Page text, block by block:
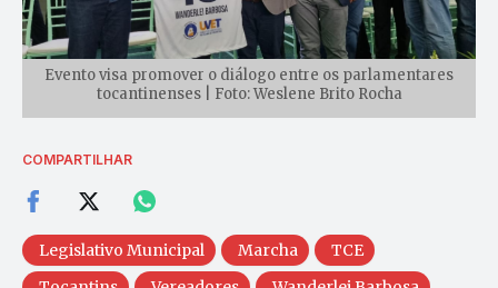
Evento visa promover o diálogo entre os parlamentares
tocantinenses | Foto: Weslene Brito Rocha
COMPARTILHAR
Legislativo Municipal Marcha
TCE